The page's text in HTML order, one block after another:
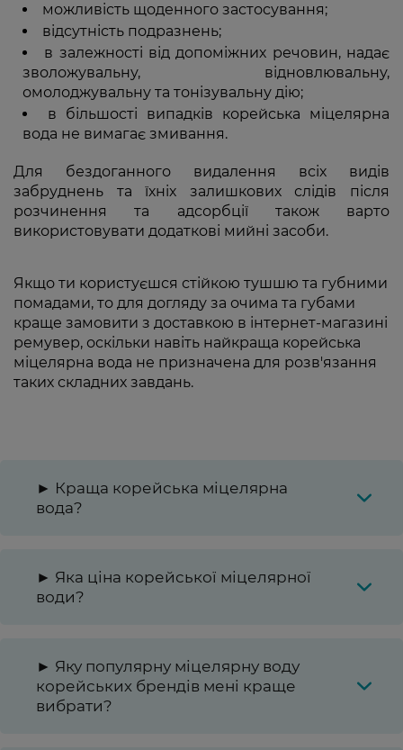
можливість щоденного застосування;
відсутність подразнень;
в залежності від допоміжних речовин, надає
зволожувальну, відновлювальну,
омолоджувальну та тонізувальну дію;
в більшості випадків корейська міцелярна
вода не вимагає змивання.
Для бездоганного видалення всіх видів
забруднень та їхніх залишкових слідів після
розчинення та адсорбції також варто
використовувати додаткові мийні засоби.
Якщо ти користуєшся стійкою тушшю та губними
помадами, то для догляду за очима та губами
краще замовити з доставкою в інтернет-магазині
ремувер, оскільки навіть найкраща корейська
міцелярна вода не призначена для розв'язання
таких складних завдань.
► Краща корейська міцелярна
вода?
► Яка ціна корейської міцелярної
води?
► Яку популярну міцелярну воду
корейських брендів мені краще
вибрати?